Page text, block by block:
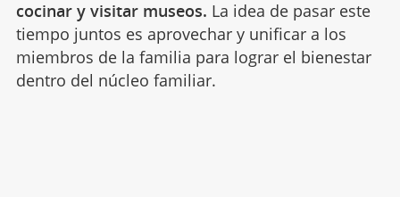
cocinar y visitar museos. La idea de pasar este
tiempo juntos es aprovechar y unificar a los
miembros de la familia para lograr el bienestar
dentro del núcleo familiar.